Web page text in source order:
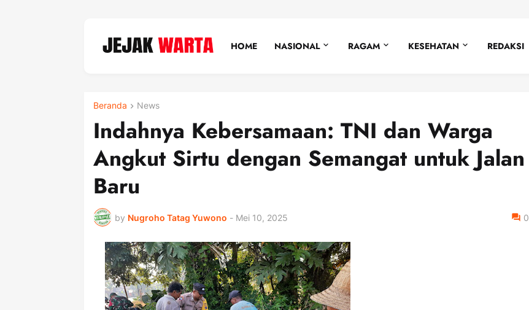
HOME NASIONAL RAGAM KESEHATAN REDAKSI
Beranda News
Indahnya Kebersamaan: TNI dan Warga
Angkut Sirtu dengan Semangat untuk Jalan
Baru
by Nugroho Tatag Yuwono - Mei 10, 2025 0